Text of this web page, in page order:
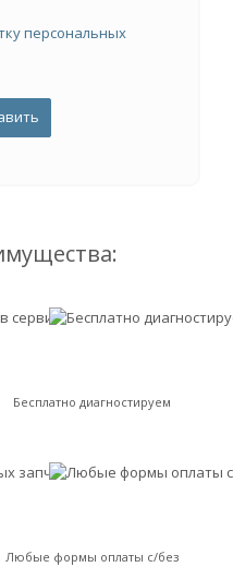
персональных
Бесплатно диагностируем
Любые формы оплаты с/без